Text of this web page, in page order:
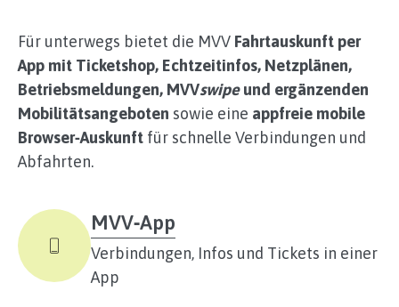
Für unterwegs bietet die MVV Fahrtauskunft per
App mit Ticketshop, Echtzeitinfos, Netzplänen,
Betriebsmeldungen, MVVswipeund ergänzenden
Mobilitätsangeboten sowie eine appfreie mobile
Browser‑Auskunft für schnelle Verbindungen und
Abfahrten.
MVV‑App
Verbindungen, Infos und Tickets in einer
App